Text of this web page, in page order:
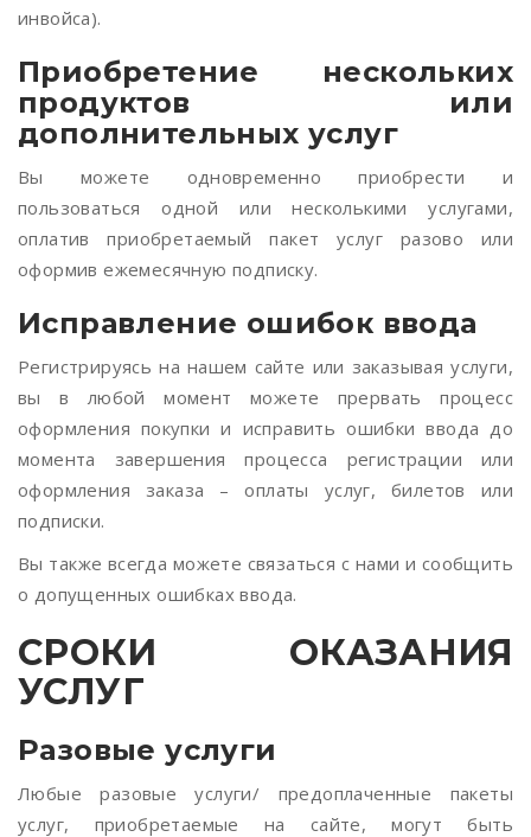
инвойса).
Приобретение нескольких
продуктов или
дополнительных услуг
Вы можете одновременно приобрести и
пользоваться одной или несколькими услугами,
оплатив приобретаемый пакет услуг разово или
оформив ежемесячную подписку.
Исправление ошибок ввода
Регистрируясь на нашем сайте или заказывая услуги,
вы в любой момент можете прервать процесс
оформления покупки и исправить ошибки ввода до
момента завершения процесса регистрации или
оформления заказа – оплаты услуг, билетов или
подписки.
Вы также всегда можете связаться с нами и сообщить
о допущенных ошибках ввода.
СРОКИ ОКАЗАНИЯ
УСЛУГ
Разовые услуги
Любые разовые услуги/ предоплаченные пакеты
услуг, приобретаемые на сайте, могут быть